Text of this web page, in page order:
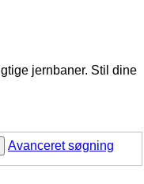
jernbaner. Stil dine
Avanceret søgning